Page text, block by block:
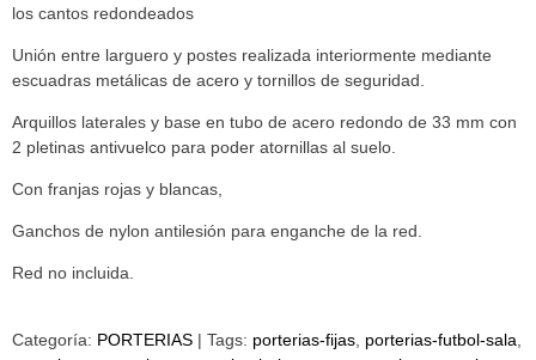
los cantos redondeados
Unión entre larguero y postes realizada interiormente mediante
escuadras metálicas de acero y tornillos de seguridad.
Arquillos laterales y base en tubo de acero redondo de 33 mm con
2 pletinas antivuelco para poder atornillas al suelo.
Con franjas rojas y blancas,
Ganchos de nylon antilesión para enganche de la red.
Red no incluida.
Categoría: PORTERIAS | Tags: porterias-fijas porterias-futbol-sala